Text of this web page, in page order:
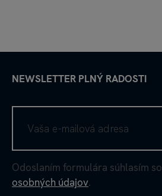
NEWSLETTER PLNÝ RADOSTI
Odoslaním formulára súhlasím so
osobných údajov.